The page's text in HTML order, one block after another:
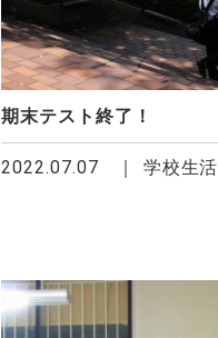
期末テスト終了！
2022.07.07 学校生活